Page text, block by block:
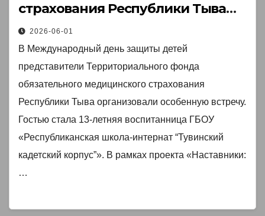
страхования Республики Тыва
организовали особенную
встречу
2026-06-01
В Международный день защиты детей
представители Территориального фонда
обязательного медицинского страхования
Республики Тыва организовали особенную встречу.
Гостью стала 13-летняя воспитанница ГБОУ
«Республиканская школа-интернат “Тувинский
кадетский корпус”». В рамках проекта «Наставники:
…